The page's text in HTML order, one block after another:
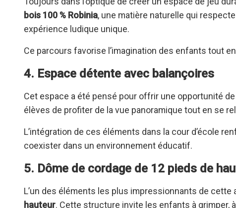
bois 100 % Robinia, une matière naturelle qui
expérience ludique unique.
Ce parcours favorise l’imagination des enfants tout
4. Espace détente avec balançoires
Cet espace a été pensé pour offrir une opportunité
élèves de profiter de la vue panoramique tout en se
L’intégration de ces éléments dans la cour d’école
coexister dans un environnement éducatif.
5. Dôme de cordage de 12 pieds de
L’un des éléments les plus impressionnants de cette
hauteur. Cette structure invite les enfants à grimper,